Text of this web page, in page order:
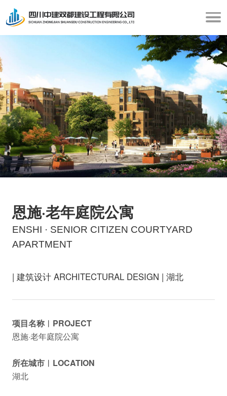
恩施·老年庭院公寓
ENSHI · SENIOR CITIZEN COURTYARD
APARTMENT
| 建筑设计 ARCHITECTURAL DESIGN | 湖北
项目名称︱PROJECT
恩施·老年庭院公寓
所在城市︱LOCATION
湖北